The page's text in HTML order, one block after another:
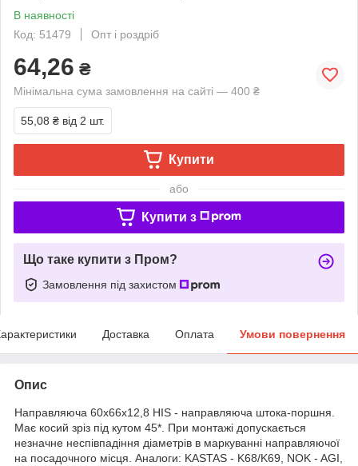
В наявності
Код: 51479
Опт і роздріб
64,26 ₴
Мінімальна сума замовлення на сайті — 400 ₴
55,08 ₴ від 2 шт.
Купити
або
Купити з
Що таке купити з Пром?
Замовлення під захистом
Доставка Оплата Умови повернення
Опис
Направляюча 60х66х12,8 HIS - направляюча штока-поршня.
Має косий зріз під кутом 45*. При монтажі допускається
незначне неспівпадіння діаметрів в маркуванні направляючої
на посадочного місця. Аналоги: KASTAS - K68/K69, NOK - AGI,